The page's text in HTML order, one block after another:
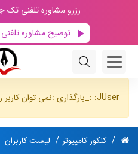
رزرو مشاوره تلفنی تک
توضیح مشاوره تلفنی
JUser: :_بارگذاری :نمی توان کاربر را با این شناسه بارگذاری کرد: 187
کنکور کامپیوتر لیست کاربران